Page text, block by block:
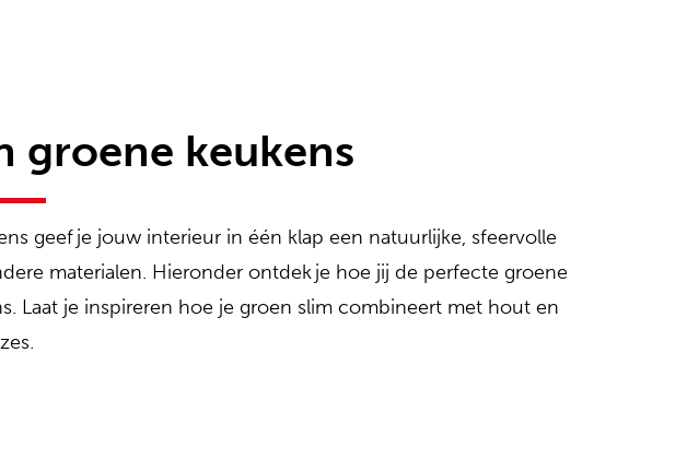
groene keukens
geef je jouw interieur in één klap een natuurlijke, sfeervolle
materialen. Hieronder ontdek je hoe jij de perfecte groene
Laat je inspireren hoe je groen slim combineert met hout en